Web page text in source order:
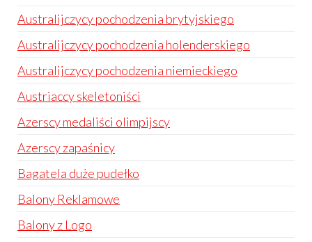
Australijczycy pochodzenia brytyjskiego
Australijczycy pochodzenia holenderskiego
Australijczycy pochodzenia niemieckiego
Austriaccy skeletoniści
Azerscy medaliści olimpijscy
Azerscy zapaśnicy
Bagatela duże pudełko
Balony Reklamowe
Balony z Logo